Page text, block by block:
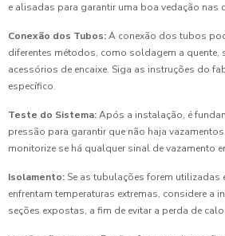
e alisadas para garantir uma boa vedação nas
Conexão dos Tubos:A conexão dos tubos
diferentes métodos, como soldagem a
acessórios de encaixe. Siga as instruções do
específico.
Teste do Sistema:Após a instalação, é
pressão para garantir que não haja
monitorize se há qualquer sinal de vazamento
Isolamento: Se as tubulações forem utilizadas
enfrentam temperaturas extremas, considere a
seções expostas, a fim de evitar a perda de